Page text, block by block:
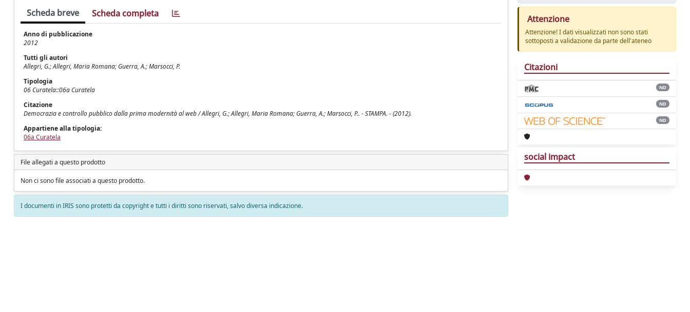
Scheda breve Scheda completa
Anno di pubblicazione
2012
Tutti gli autori
Allegri, G.; Allegri, Maria Romana; Guerra, A.; Marsocci, P.
Tipologia
06 Curatela::06a Curatela
Citazione
Democrazia e controllo pubblico dalla prima modernità al web / Allegri, G.; Allegri, Maria Romana; Guerra, A.; Marsocci, P.. - STAMPA. - (2012).
Appartiene alla tipologia:
06a Curatela
File allegati a questo prodotto
Non ci sono file associati a questo prodotto.
I documenti in IRIS sono protetti da copyright e tutti i diritti sono riservati, salvo diversa indicazione.
Attenzione
Attenzione! I dati visualizzati non sono stati
sottoposti a validazione da parte dell'ateneo
Citazioni
ND
ND
ND
social impact